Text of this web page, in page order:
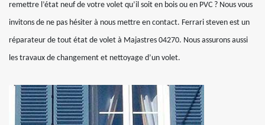
remettre l’état neuf de votre volet qu’il soit en bois ou en PVC ? Nous vous
invitons de ne pas hésiter à nous mettre en contact. Ferrari steven est un
réparateur de tout état de volet à Majastres 04270. Nous assurons aussi
les travaux de changement et nettoyage d’un volet.